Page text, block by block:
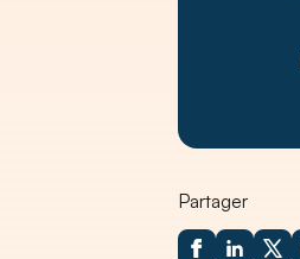
Partager